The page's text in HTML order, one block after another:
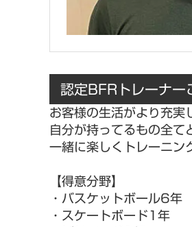
認定BFRトレーナー
お客様の生活がより充
自分が持ってるもの全
一緒に楽しくトレーニン
【得意分野】
・バスケットボール6年
・スケートボード1年